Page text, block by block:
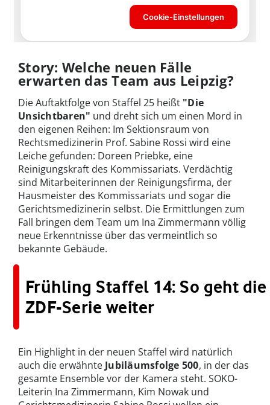
Story: Welche neuen Fälle
erwarten das Team aus Leipzig?
Die Auftaktfolge von Staffel 25 heißt "Die
Unsichtbaren" und dreht sich um einen Mord in
den eigenen Reihen: Im Sektionsraum von
Rechtsmedizinerin Prof. Sabine Rossi wird eine
Leiche gefunden: Doreen Priebke, eine
Reinigungskraft des Kommissariats. Verdächtig
sind Mitarbeiterinnen der Reinigungsfirma, der
Hausmeister des Kommissariats und sogar die
Gerichtsmedizinerin selbst. Die Ermittlungen zum
Fall bringen dem Team um Ina Zimmermann völlig
neue Erkenntnisse über das vermeintlich so
bekannte Gebäude.
Frühling Staffel 14: So geht die
ZDF-Serie weiter
Ein Highlight in der neuen Staffel wird natürlich
auch die erwähnte Jubiläumsfolge 500, in der das
gesamte Ensemble vor der Kamera steht. SOKO-
Leiterin Ina Zimmermann, Kim Nowak und